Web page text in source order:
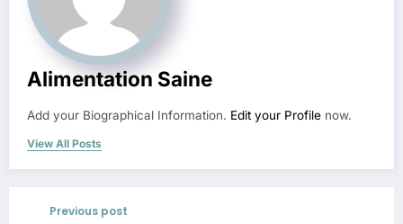
Alimentation Saine
Add your Biographical Information. Edit your Profile now.
View All Posts
Previous post